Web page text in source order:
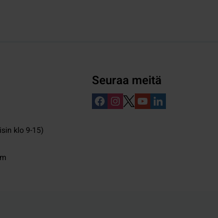
klo 9-15)
Seuraa meitä